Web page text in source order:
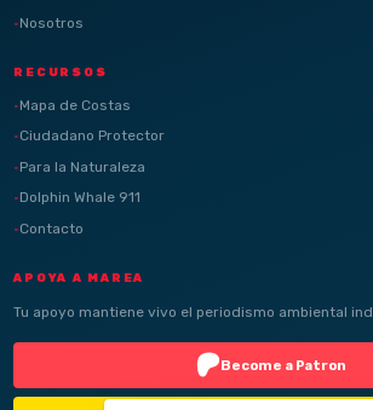
Nosotros
RECURSOS
Mapa de Costas
Ciudadano Protector
Para la Naturaleza
Dolphin Whale 911
Contacto
APOYA A MAREA
Tu apoyo mantiene vivo el periodismo ambiental
Become a Patron